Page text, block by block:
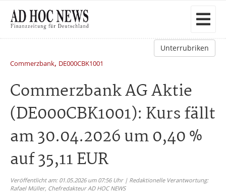
Unterrubriken
Commerzbank, DE000CBK1001
Commerzbank AG Aktie
(DE000CBK1001): Kurs fällt
am 30.04.2026 um 0,40 %
auf 35,11 EUR
Veröffentlicht am: 01.05.2026 um 07:56 Uhr | Redaktionelle Verantwortung:
Rafael Müller, Chefredakteur AD HOC NEWS